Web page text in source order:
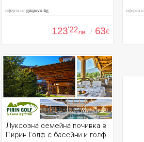
оферта от grupovo.bg
123'22лв. / 63€
оферта
Луксозна семейна почивка в
Пирин Голф с басейни и голф